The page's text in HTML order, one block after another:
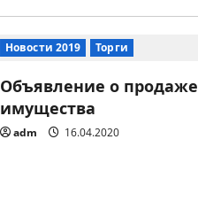
Новости 2019 Торги
Объявление о продаже
имущества
adm 16.04.2020